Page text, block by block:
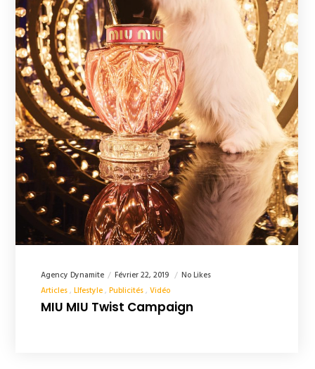
Agency Dynamite Février 22, 2019
No Likes
Articles LIfestyle Publicités Vidéo
MIU MIU Twist Campaign